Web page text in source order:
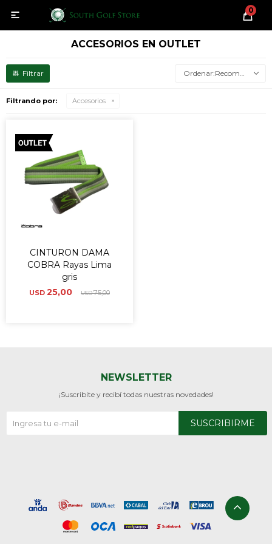
0

ACCESORIOS EN OUTLET
Recomendados
Filtrando por: Accesorios
CINTURON DAMA
COBRA Rayas Lima
gris
USD 25,00 USD75,00
NEWSLETTER
¡Suscribite y recibí todas nuestras novedades!
SUSCRIBIRME